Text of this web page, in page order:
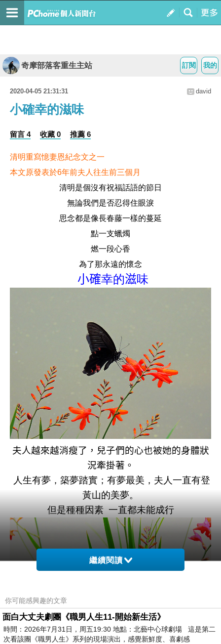
我的
訂閱
奇摩部落客重生主站
2020-04-05 21:31:31 david
小確幸的滋味
留言 4 收藏 0 推薦 6
清明重寫憶妻恩紀念文之一
本文原發表於6年前夫人往生前三個月
清明是個沒有祝福話語的節日
無論我們是否忍得住眼淚
思念都是像長春藤一樣的蔓延
點一支蠟燭
燃一段心香
為了那永遠的懷念
小確幸的滋味
夫人越來越消瘦了，兒子們的心也被她的身體狀
況牽掛著。
人生有夢，築夢踏實；有夢最美，夫人一直有登
黃山的美夢。
但是種種因素 一直都未能成行
繼續閱讀
你可能感興趣的文章
面白大丈夫劇團《職男人生11-開始新生活》
時間：2026年7月31日，周五19:30 地點：北藝中心球劇場 這是第二
次看該團《職男人生》系列的現場演出，感覺新鮮度、喜劇感